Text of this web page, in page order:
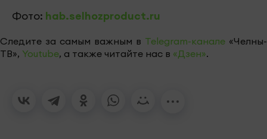
Фото: hab.selhozproduct.ru
Следите за самым важным в Telegram-канале «Челны-
ТВ», Youtube, а также читайте нас в «Дзен».